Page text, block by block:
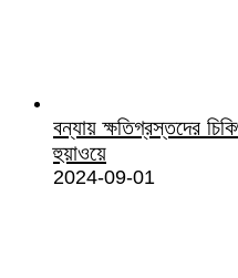
বন্যায় ক্ষতিগ্রস্তদের
হুয়াওয়ে
2024-09-01